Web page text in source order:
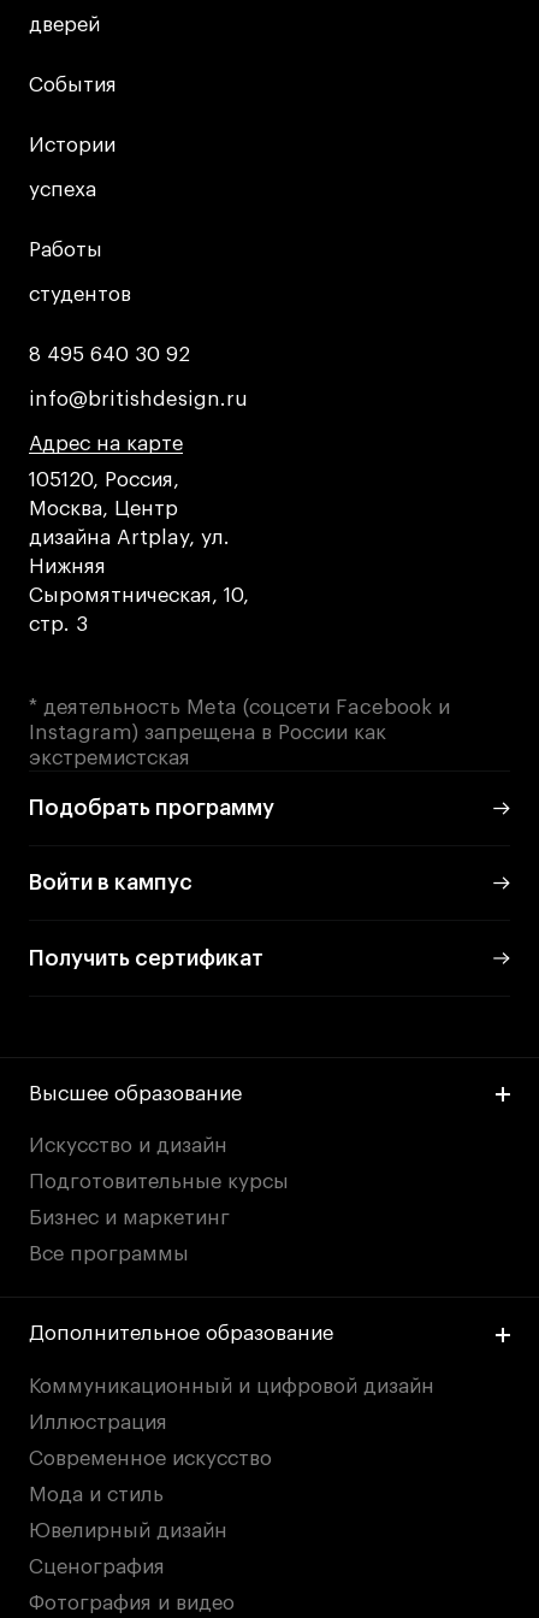
дверей
дверей
События
События
Истории
успеха
Истории
успеха
Работы
студентов
Работы
студентов
8 495 640 30 92
8 495 640 30 92
info@britishdesign.ru
info@britishdesign.ru
Адрес на карте
Адрес на карте
Адрес на карте
105120, Россия,
Москва, Центр
дизайна Artplay, ул.
Нижняя
Сыромятническая, 10,
стр. 3
* деятельность Meta (соцсети Facebook и
Instagram) запрещена в России как
экстремистская
Подобрать программу
Войти в кампус
Получить сертификат
Высшее образование
Искусство и дизайн
Подготовительные курсы
Бизнес и маркетинг
Все программы
Дополнительное образование
Коммуникационный и цифровой дизайн
Иллюстрация
Современное искусство
Мода и стиль
Ювелирный дизайн
Сценография
Фотография и видео